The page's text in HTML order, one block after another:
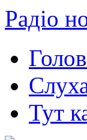
Радіо
Тут